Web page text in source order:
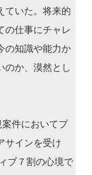
ていた。将来的
の仕事にチャレ
の知識や能力か
のか、漠然とし
案件においてプ
サインを受け
ブ７割の心境で